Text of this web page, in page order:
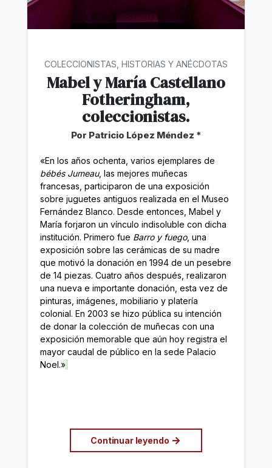
COLECCIONISTAS, HISTORIAS Y ANÉCDOTAS
Mabel y María Castellano
Fotheringham,
coleccionistas.
Por Patricio López Méndez *
«En los años ochenta, varios ejemplares de
bébés Jumeau, las mejores muñecas
francesas, participaron de una exposición
sobre juguetes antiguos realizada en el Museo
Fernández Blanco. Desde entonces, Mabel y
María forjaron un vínculo indisoluble con dicha
institución. Primero fue Barro y fuego, una
exposición sobre las cerámicas de su madre
que motivó la donación en 1994 de un pesebre
de 14 piezas. Cuatro años después, realizaron
una nueva e importante donación, esta vez de
pinturas, imágenes, mobiliario y platería
colonial. En 2003 se hizo pública su intención
de donar la colección de muñecas con una
exposición memorable que aún hoy registra el
mayor caudal de público en la sede Palacio
Noel.»
Continuar leyendo